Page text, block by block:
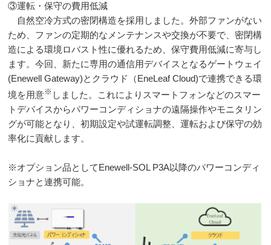
③運転・保守の費用低減
自然空冷方式の密閉構造を採用しました。外部ファンがない
ため、ファンの定期的なメンテナンスや交換が不要で、密閉構
造による環境ロバスト性に優れるため、保守費用低減に寄与し
ます。今回、新たに専用の通信用デバイスとなるゲートウェイ
(Enewell Gateway)とクラウド（EneLeaf Cloud)で連携できる環
境を用意※ しました。これによりスマートフォンなどのスマー
トデバイスからパワーコンディショナの遠隔操作やモニタリン
グが可能となり、初期設定や試運転調整、運転および保守の効
率化に貢献します。
※オプション品としてEnewell-SOL P3A以降のパワーコンディ
ショナと連携可能。